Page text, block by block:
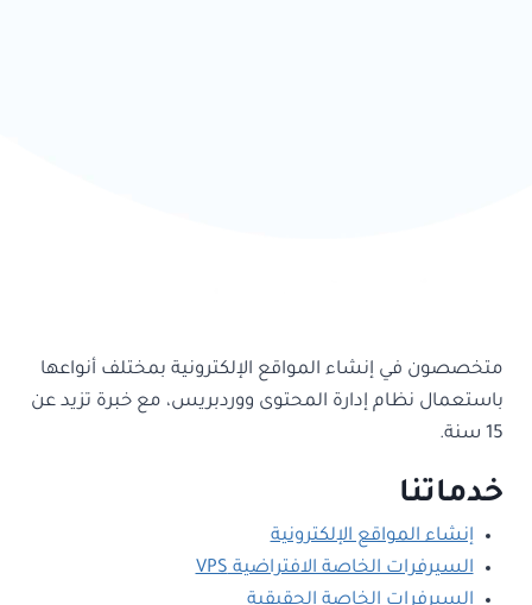
متخصصون في إنشاء المواقع الإلكترونية بمختلف أنواعها
باستعمال نظام إدارة المحتوى ووردبريس، مع خبرة تزيد عن
15 سنة.
خدماتنا
إنشاء المواقع الإلكترونية
السيرفرات الخاصة الافتراضية VPS
السيرفرات الخاصة الحقيقية